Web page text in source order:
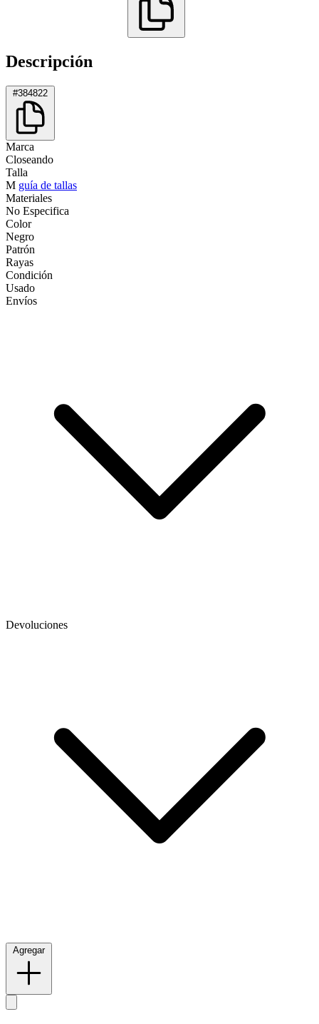
Descripción
#384822
Marca
Closeando
Talla
M guía de tallas
Materiales
No Especifica
Color
Negro
Patrón
Rayas
Condición
Usado
Envíos
Devoluciones
Agregar